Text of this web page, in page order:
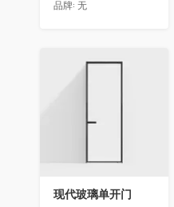
品牌: 无
收藏
现代玻璃单开门